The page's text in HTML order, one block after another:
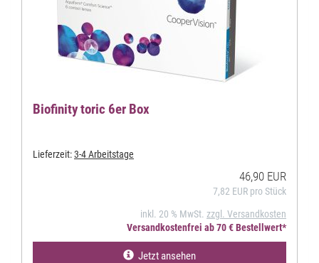
Biofinity toric 6er Box
Lieferzeit:3-4 Arbeitstage
46,90 EUR
7,82 EUR pro Stück
inkl. 20 % MwSt. zzgl. Versandkosten
Versandkostenfrei ab 70 € Bestellwert*
Jetzt ansehen